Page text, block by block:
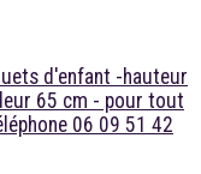
d'enfant -hauteur
65 cm - pour tout
06 09 51 42